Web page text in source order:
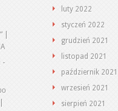
|
-
luty 2022
styczeń 2022
grudzień 2021
listopad 2021
październik 2021
wrzesień 2021
sierpień 2021